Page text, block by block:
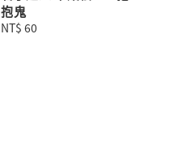
抱鬼
Regular
NT$ 60